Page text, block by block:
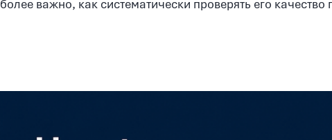
более важно, как систематически проверять его